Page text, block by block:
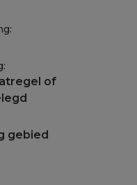
of
gebied